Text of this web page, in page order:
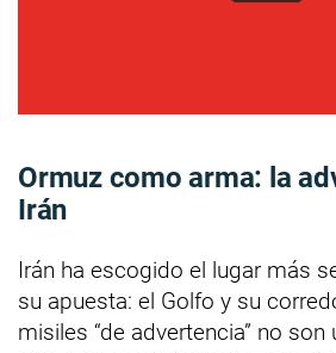
Ormuz como arma: la
Irán
Irán ha escogido el lugar más
su apuesta: el Golfo y su
misiles “de advertencia” no